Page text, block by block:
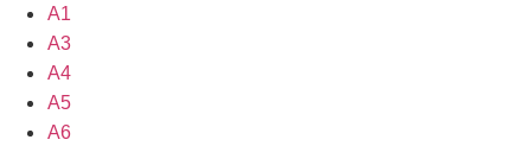
A1
A3
A4
A5
A6